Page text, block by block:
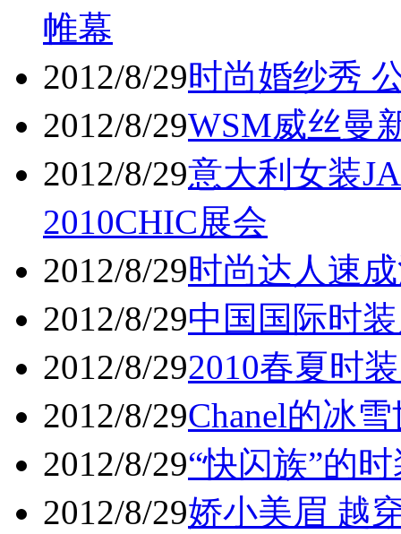
帷幕
2012/8/29时尚婚纱秀
2012/8/29WSM威丝曼
2012/8/29意大利女装
2010CHIC展会
2012/8/29时尚达人速
2012/8/29中国国际时
2012/8/292010春夏时
2012/8/29Chanel的冰
2012/8/29“快闪族”的
2012/8/29娇小美眉 越